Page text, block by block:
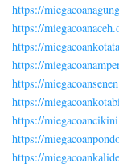
https://
https://
https://
https://
https://
https://
https://
https://
https://